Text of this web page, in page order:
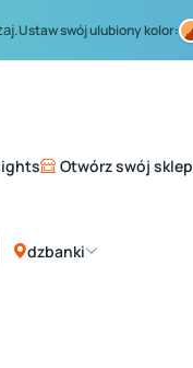
Ustaw swój ulubiony kolor:
Otwórz swój sklep
dzbanki